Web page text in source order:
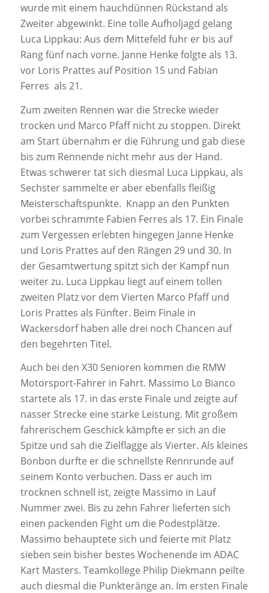
wurde mit einem hauchdünnen Rückstand als
Zweiter abgewinkt. Eine tolle Aufholjagd gelang
Luca Lippkau: Aus dem Mittefeld fuhr er bis auf
Rang fünf nach vorne. Janne Henke folgte als 13.
vor Loris Prattes auf Position 15 und Fabian
Ferres als 21.
Zum zweiten Rennen war die Strecke wieder
trocken und Marco Pfaff nicht zu stoppen. Direkt
am Start übernahm er die Führung und gab diese
bis zum Rennende nicht mehr aus der Hand.
Etwas schwerer tat sich diesmal Luca Lippkau, als
Sechster sammelte er aber ebenfalls fleißig
Meisterschaftspunkte. Knapp an den Punkten
vorbei schrammte Fabien Ferres als 17. Ein Finale
zum Vergessen erlebten hingegen Janne Henke
und Loris Prattes auf den Rängen 29 und 30. In
der Gesamtwertung spitzt sich der Kampf nun
weiter zu. Luca Lippkau liegt auf einem tollen
zweiten Platz vor dem Vierten Marco Pfaff und
Loris Prattes als Fünfter. Beim Finale in
Wackersdorf haben alle drei noch Chancen auf
den begehrten Titel.
Auch bei den X30 Senioren kommen die RMW
Motorsport-Fahrer in Fahrt. Massimo Lo Bianco
startete als 17. in das erste Finale und zeigte auf
nasser Strecke eine starke Leistung. Mit großem
fahrerischem Geschick kämpfte er sich an die
Spitze und sah die Zielflagge als Vierter. Als kleines
Bonbon durfte er die schnellste Rennrunde auf
seinem Konto verbuchen. Dass er auch im
trocknen schnell ist, zeigte Massimo in Lauf
Nummer zwei. Bis zu zehn Fahrer lieferten sich
einen packenden Fight um die Podestplätze.
Massimo behauptete sich und feierte mit Platz
sieben sein bisher bestes Wochenende im ADAC
Kart Masters. Teamkollege Philip Diekmann peilte
auch diesmal die Punkteränge an. Im ersten Finale